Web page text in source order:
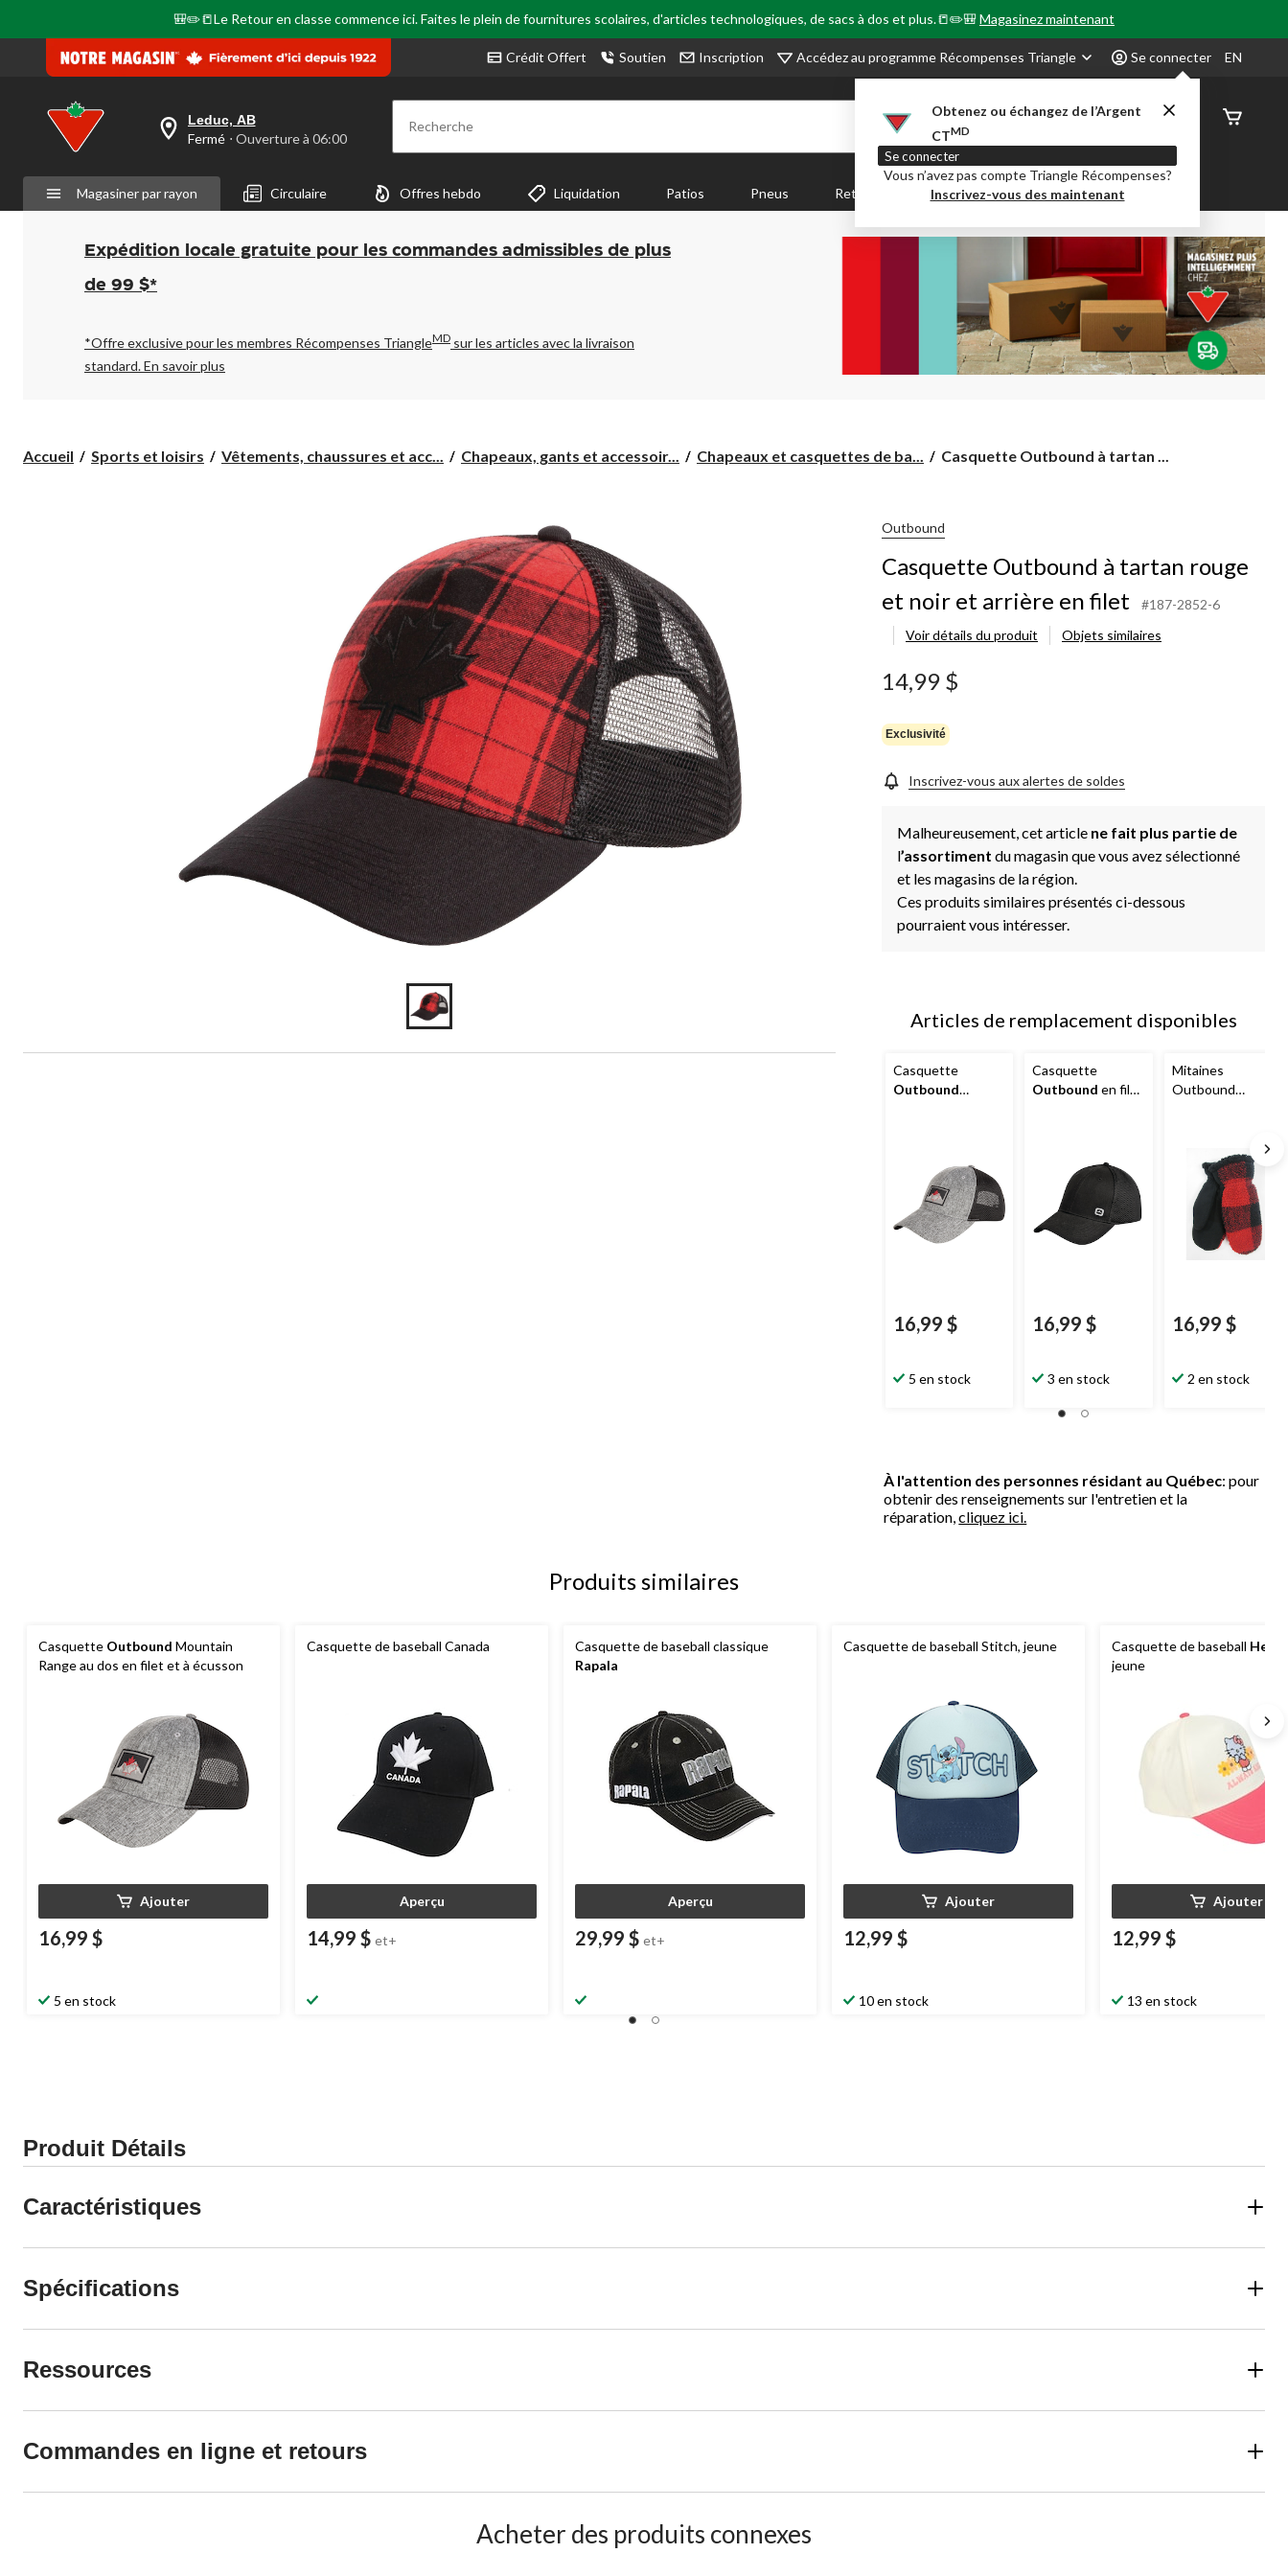
🎒✏️📒Le Retour en classe commence ici. Faites le plein de fournitures scolaires, d'articles technologiques, de sacs à dos et plus.📒✏️🎒Magasinez maintenant
Crédit Offert Soutien Inscription Accédez au programme Récompenses Triangle Se connecter
Obtenez ou échangez de l’Argent
CTMD
Se connecter
Vous n’avez pas compte Triangle Récompenses?
Inscrivez-vous des maintenant
EN
votre
est
Leduc,
AB,
Fermé,
Ouverture
à
pour
changer
Leduc, AB
Fermé ⋅ Ouverture à 06:00 Recherche
État de
Magasiner par rayon Circulaire Offres hebdo Liquidation Patios Pneus Retour en Classe Party City Centre-auto
Expédition locale gratuite pour les commandes admissibles de plus
de 99 $*
*Offre exclusive pour les membres Récompenses TriangleMD sur les articles avec la livraison
standard.En savoir plus
Accueil Sports et loisirs Vêtements, chaussures et acc... Chapeaux, gants et accessoir... Chapeaux et casquettes de ba...
Casquette
rouge
noir
arrière
filet
Casquette Outbound à tartan ...
Outbound
Casquette Outbound à tartan rouge
et noir et arrière en filet
#187-2852-6
Voir détails du produit
Objets similaires
14,99 $
Exclusivité
Inscrivez-vous aux alertes de soldes
Malheureusement, cet article ne fait plus partie de
l’assortiment du magasin que vous avez sélectionné
et les magasins de la région.
Ces produits similaires présentés ci-dessous
pourraient vous intéresser.
Articles de remplacement disponibles
Casquette
Outbound
16,99 $
5 en stock
Casquette
Outbound en filet
16,99 $
3 en stock
Mitaines
Outbound
16,99 $
2 en stock
À l'attention des personnes résidant au Québec: pour
obtenir des renseignements sur l'entretien et la
réparation,cliquez ici.
Produits similaires
Casquette Outbound Mountain
Range au dos en filet et à écusson
Ajouter
16,99 $
5 en stock
Casquette de baseball Canada
Aperçu
14,99 $ et+
Casquette de baseball classique
Rapala
Aperçu
29,99 $ et+
Casquette de baseball Stitch, jeune
Ajouter
12,99 $
10 en stock
Casquette de baseball
jeune
Ajouter
12,99 $
13 en stock
Produit Détails
Caractéristiques
Spécifications
Ressources
Commandes en ligne et retours
Acheter des produits connexes